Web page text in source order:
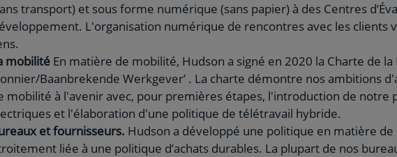
transport) et sous forme numérique (sans papier) à des Centres
L'organisation numérique de rencontres avec les clients
mobilité En matière de mobilité, Hudson a signé en 2020 la Charte de
Baanbrekende Werkgever’ . La charte démontre nos ambitions
mobilité à l'avenir avec, pour premières étapes, l'introduction de notre
et l'élaboration d'une politique de télétravail hybride.
et fournisseurs. Hudson a développé une politique en matière
liée à une politique d’achats durables. La plupart de nos